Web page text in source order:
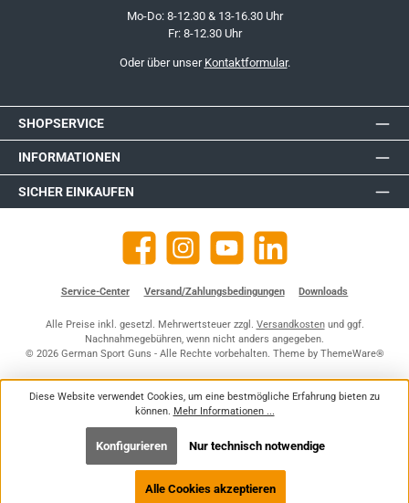
Mo-Do: 8-12.30 & 13-16.30 Uhr
Fr: 8-12.30 Uhr
Oder über unser Kontaktformular.
SHOPSERVICE
INFORMATIONEN
SICHER EINKAUFEN
Facebook Instagram YouTube https://de.linkedin.com/company/
Service-Center Versand/Zahlungsbedingungen Downloads
Alle Preise inkl. gesetzl. Mehrwertsteuer zzgl. Versandkostenund ggf.
Nachnahmegebühren, wenn nicht anders angegeben.
© 2026 German Sport Guns - Alle Rechte vorbehalten. Theme by ThemeWare®
Diese Website verwendet Cookies, um eine bestmögliche Erfahrung bieten zu
können. Mehr Informationen ...
Nur technisch notwendige
Konfigurieren
Alle Cookies akzeptieren